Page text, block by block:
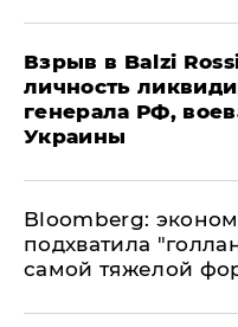
​Взрыв в Balzi
личность
генерала РФ,
Украины
Bloomberg:
подхватила
самой тяжелой